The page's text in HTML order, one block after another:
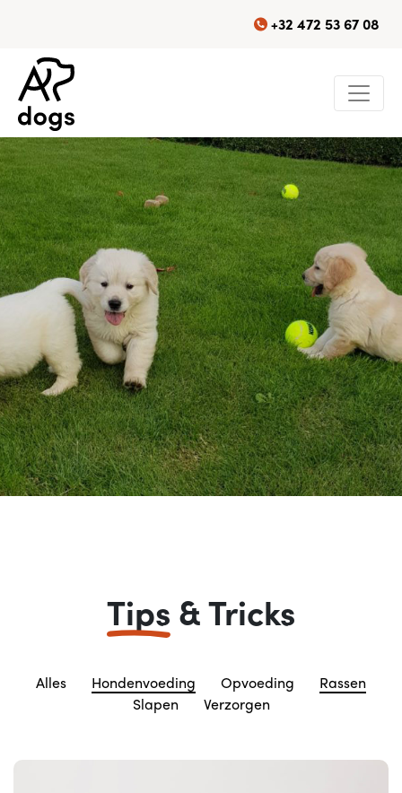
+32 472 53 67 08
Tips & Tricks
Alles Hondenvoeding Opvoeding
Rassen
Slapen
Verzorgen